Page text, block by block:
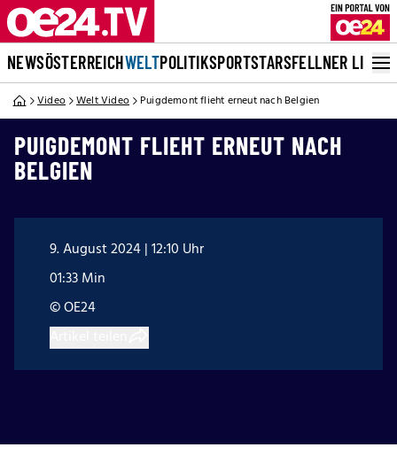
NEWSÖSTERREICHWELTPOLITIKSPORTSTARSFELLNER LIVE
Video Welt Video Puigdemont flieht erneut nach Belgien
PUIGDEMONT FLIEHT ERNEUT NACH
BELGIEN
9. August 2024 | 12:10 Uhr
01:33 Min
© OE24